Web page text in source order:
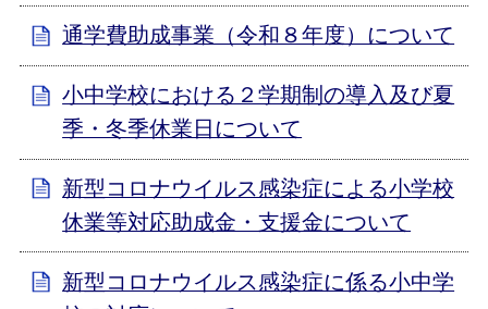
通学費助成事業（令和８年度）について
小中学校における２学期制の導入及び夏
季・冬季休業日について
新型コロナウイルス感染症による小学校
休業等対応助成金・支援金について
新型コロナウイルス感染症に係る小中学